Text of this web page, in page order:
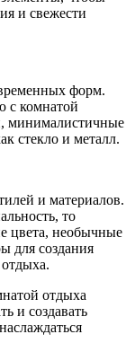
и свежести
форм.
с комнатой
минималистичные
стекло и металл.
и материалов.
то
цвета, необычные
для создания
отдыха
и создавать